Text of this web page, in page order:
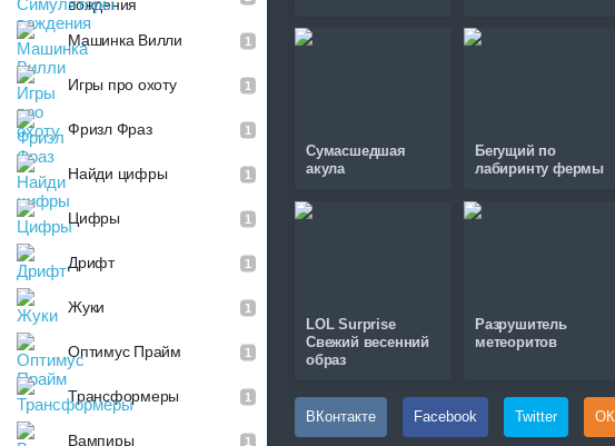
вождения
Машинка Вилли 1
Игры про охоту 1
Фризл Фраз 1
Найди цифры 1
Цифры 1
Дрифт 1
Жуки 1
Оптимус Прайм 1
Трансформеры 1
Вампиры 1
Сумасшедшая
акула
Бегущий по
лабиринту фермы
LOL Surprise
Свежий весенний
образ
Разрушитель
метеоритов
ВКонтакте Facebook Twitter ОК